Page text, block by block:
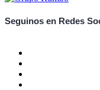
Seguinos en Redes